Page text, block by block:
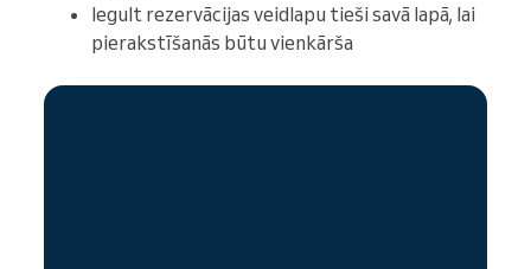
Iegult rezervācijas veidlapu tieši savā lapā, lai
pierakstīšanās būtu vienkārša